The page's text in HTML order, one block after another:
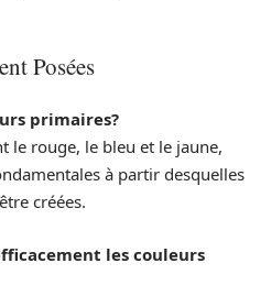
Posées
primaires?
le rouge, le bleu et le jaune,
à partir desquelles
créées.
les couleurs